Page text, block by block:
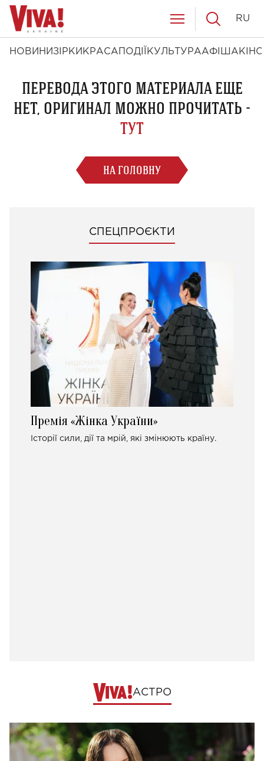
НОВИНИ ЗІРКИ КРАСА ПОДІЇ КУЛЬТУРААФІША КІНО
RU
ПЕРЕВОДА ЭТОГО МАТЕРИАЛА ЕЩЕ
НЕТ, ОРИГИНАЛ МОЖНО ПРОЧИТАТЬ -
ТУТ
НА ГОЛОВНУ
СПЕЦПРОЄКТИ
Премія «Жінка України»
Історії сили, дії та мрій, які змінюють країну.
АСТРО